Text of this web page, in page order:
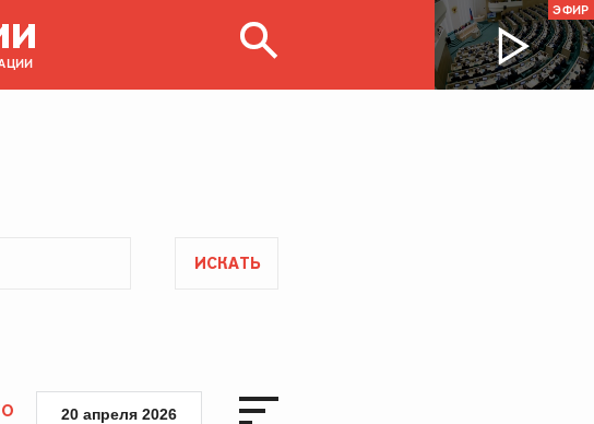
ЭФИР
ИСКАТЬ
20 апреля 2026